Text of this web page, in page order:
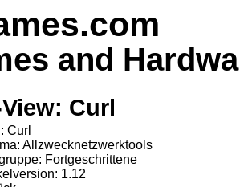
and
Curl
Curl
Allzwecknetzwerktools
Fortgeschrittene
1.12